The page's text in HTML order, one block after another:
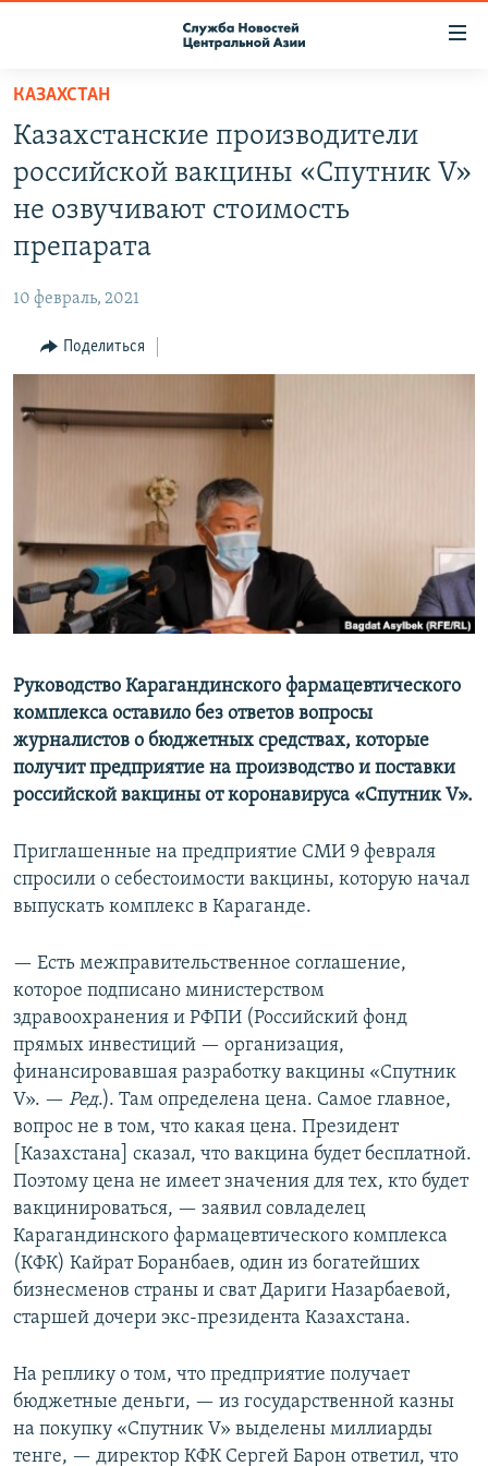
Вернуться
основному
содержанию
Вернутся
главной
Вернутся
поиску
КОНТАКТЫ
МИГРАНТ МЕДИА
КАЗАХСТАН
Казахстанские производители
российской вакцины «Спутник V»
не озвучивают стоимость
препарата
10 февраль, 2021
Поделиться
Руководство Карагандинского фармацевтического
комплекса оставило без ответов вопросы
журналистов о бюджетных средствах, которые
получит предприятие на производство и поставки
российской вакцины от коронавируса «Спутник V».
Приглашенные на предприятие СМИ 9 февраля
спросили о себестоимости вакцины, которую начал
выпускать комплекс в Караганде.
— Есть межправительственное соглашение,
которое подписано министерством
здравоохранения и РФПИ (Российский фонд
прямых инвестиций — организация,
финансировавшая разработку вакцины «Спутник
V». — Ред.). Там определена цена. Самое главное,
вопрос не в том, что какая цена. Президент
[Казахстана] сказал, что вакцина будет бесплатной.
Поэтому цена не имеет значения для тех, кто будет
вакцинироваться, — заявил совладелец
Карагандинского фармацевтического комплекса
(КФК) Кайрат Боранбаев, один из богатейших
бизнесменов страны и сват Дариги Назарбаевой,
старшей дочери экс-президента Казахстана.
На реплику о том, что предприятие получает
бюджетные деньги, — из государственной казны
на покупку «Спутник V» выделены миллиарды
тенге, — директор КФК Сергей Барон ответил, что